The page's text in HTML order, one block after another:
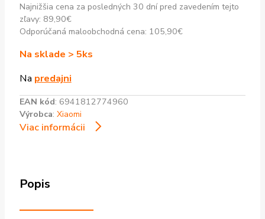
Najnižšia cena za posledných 30 dní pred zavedením tejto
zľavy: 89,90€
Odporúčaná maloobchodná cena: 105,90€
Na sklade > 5ks
Na predajni
EAN kód: 6941812774960
Výrobca: Xiaomi
Viac informácii
Popis